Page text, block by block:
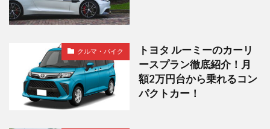
クルマ・バイク
トヨタ ルーミーのカーリ
ースプラン徹底紹介！月
額2万円台から乗れるコン
パクトカー！